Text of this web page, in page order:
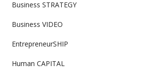
Business STRATEGY
Business VIDEO
EntrepreneurSHIP
Human CAPITAL